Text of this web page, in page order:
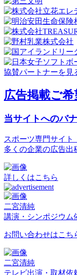
協賛パートナーを見
広告掲載ご
当サイトへのバ
スポーツ専門サイト
多くの企業の広告出
詳しくはこちら
二宮清純
講演・シンポジウム
お問い合わせはこち
二宮清純
テレビ出演・取材依